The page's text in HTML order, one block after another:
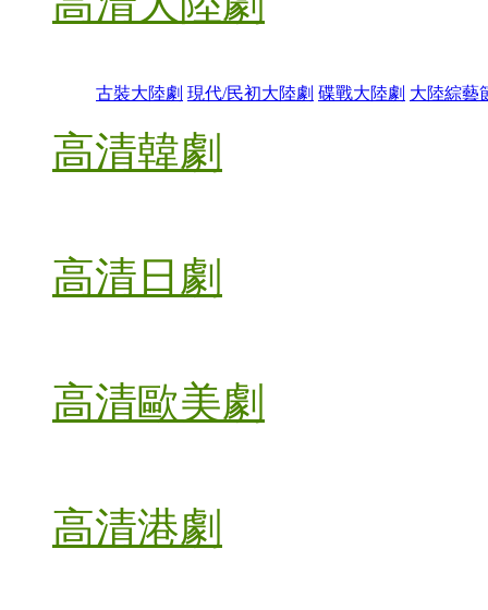
古裝大陸劇 現代/民初大陸劇 碟戰大陸劇 大陸綜藝
高清韓劇
高清日劇
高清歐美劇
高清港劇